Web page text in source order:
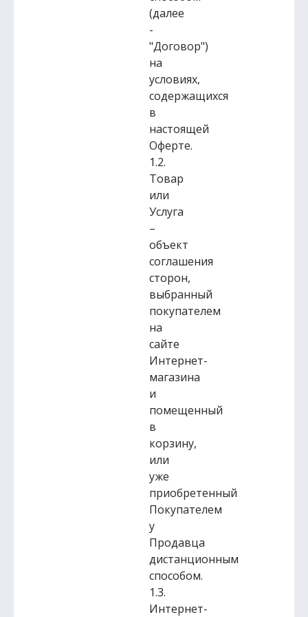
(далее
-
"Договор")
на
условиях,
содержащихся
в
настоящей
Оферте.
1.2.
Товар
или
Услуга
–
объект
соглашения
сторон,
выбранный
покупателем
на
сайте
Интернет-
магазина
и
помещенный
в
корзину,
или
уже
приобретенный
Покупателем
у
Продавца
дистанционным
способом.
1.3.
Интернет-